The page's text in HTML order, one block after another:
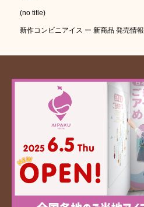
(no title)
新作コンビニアイス ー 新商品 発売情報